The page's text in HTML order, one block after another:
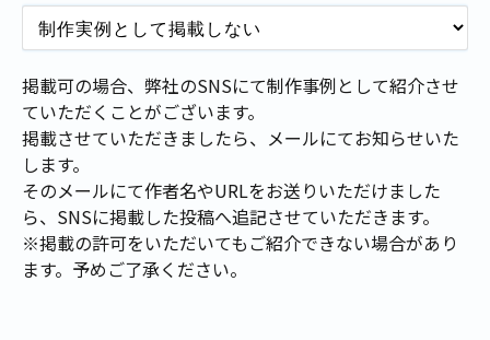
掲載可の場合、弊社のSNSにて制作事例として紹介させ
ていただくことがございます。
掲載させていただきましたら、メールにてお知らせいた
します。
そのメールにて作者名やURLをお送りいただけました
ら、SNSに掲載した投稿へ追記させていただきます。
※掲載の許可をいただいてもご紹介できない場合があり
ます。予めご了承ください。